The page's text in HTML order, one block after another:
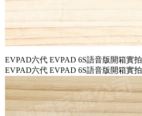
EVPAD六代 EVPAD 6S語音版開箱實拍
EVPAD六代 EVPAD 6S語音版開箱實拍